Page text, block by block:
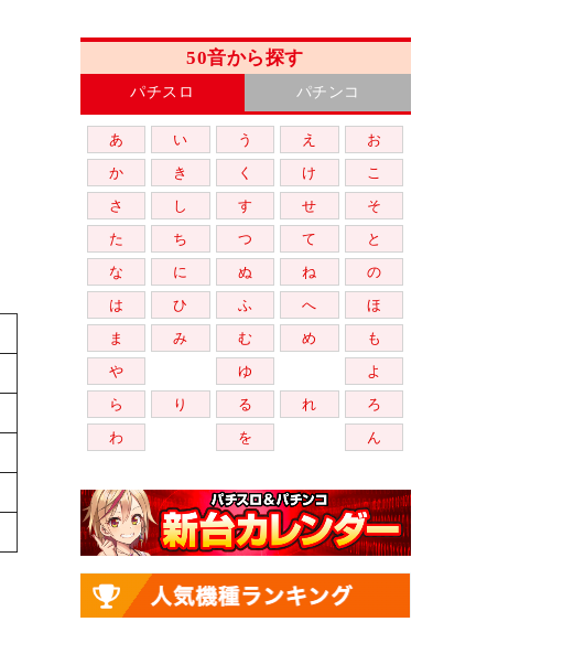
50音から探す
パチスロ パチンコ
あ い う え
お
か
き く け
こ
さ
し す せ
そ
た
ち つ て
と
な
に ぬ ね
の
は
ひ ふ へ
ほ
ま
み む め
も
や
ゆ
よ
ら
り る れ
ろ
わ
を ん